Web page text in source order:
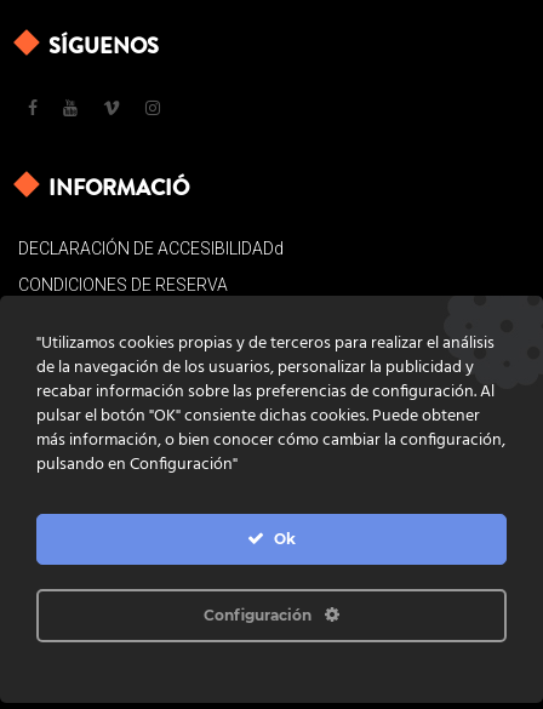
SÍGUENOS
INFORMACIÓ
DECLARACIÓN DE ACCESIBILIDADd
CONDICIONES DE RESERVA
POLÍTICA DE COOKIES
CONTACTO
PROGRAMACIÓ INFOACTIVA'T
"Utilizamos cookies propias y de terceros para realizar el análisis
de la navegación de los usuarios, personalizar la publicidad y
recabar información sobre las preferencias de configuración. Al
pulsar el botón "OK" consiente dichas cookies. Puede obtener
más información, o bien conocer cómo cambiar la configuración,
pulsando en Configuración"
Ok
Configuración